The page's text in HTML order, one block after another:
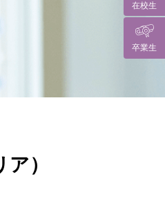
在校生
卒業生
）